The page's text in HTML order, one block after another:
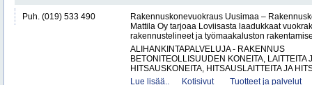
Puh. (019) 533 490
Rakennuskonevuokraus Uusimaa –
Mattila Oy tarjoaa Loviisasta laadukkaat
rakennustelineet ja työmaakaluston
ALIHANKINTAPALVELUJA - RAKENNUS
BETONITEOLLISUUDEN KONEITA, LAITTEITA
HITSAUSKONEITA, HITSAUSLAITTEITA JA
Lue lisää..
Kotisivut Tuotteet ja palvelut